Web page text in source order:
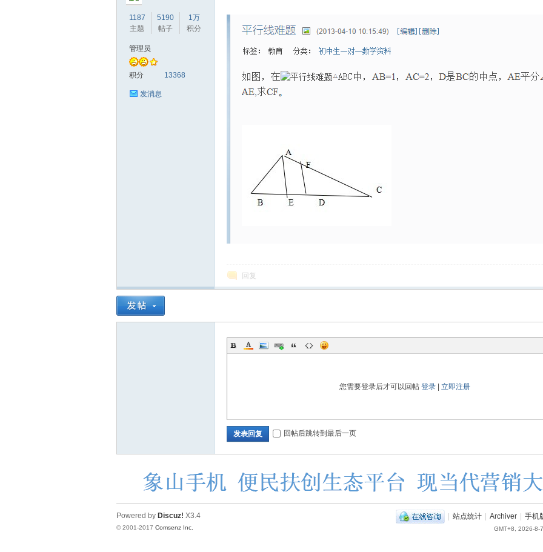
坛
1187
主题
5190
帖子
1万
积分
管理员
积分 13368
发消息
回复
您需要登录后才可以回帖 登录| 立即注册
发表回复 回帖后跳转到最后一页
| 站点统计 | Archiver | 手机
GMT+8, 2026-8-
Powered by Discuz! X3.4
© 2001-2017 Comsenz Inc.